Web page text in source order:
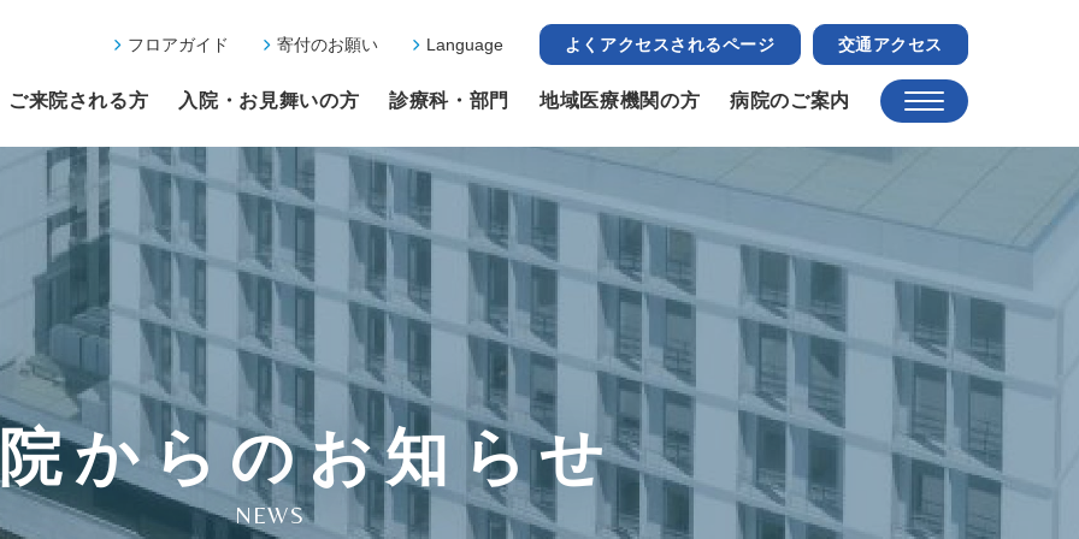
フロアガイド 寄付のお願い Language よくアクセスされるページ 交通アクセス
ご来院される方 入院・お見舞いの方 診療科・部門 地域医療機関の方 病院のご案内
からのお知らせ
NEWS